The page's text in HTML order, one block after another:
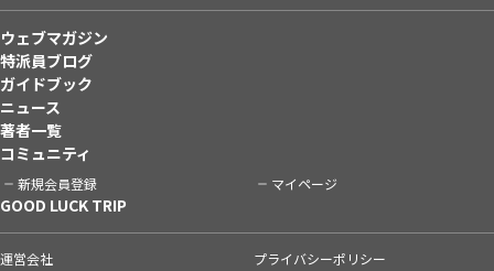
ウェブマガジン
特派員ブログ
ガイドブック
ニュース
著者一覧
コミュニティ
新規会員登録 マイページ
GOOD LUCK TRIP
運営会社 プライバシーポリシー